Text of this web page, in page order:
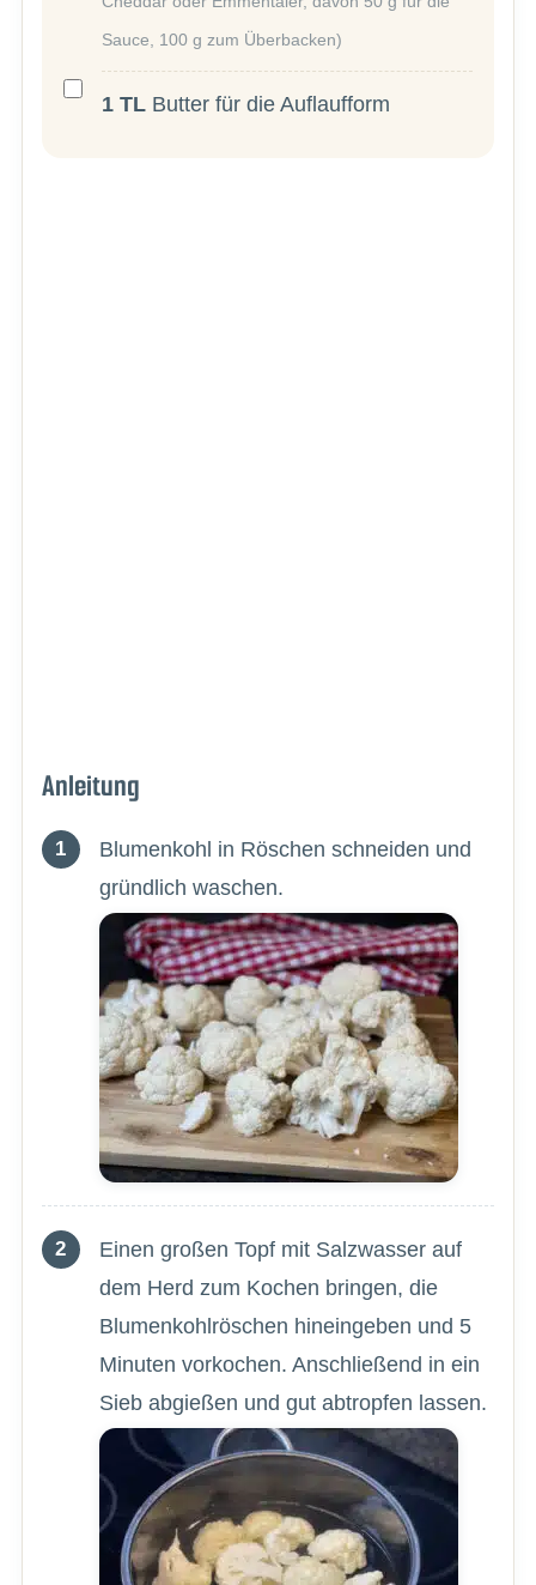
Sauce, 100 g zum Überbacken)
1 TL Butter für die Auflaufform
Anleitung
Blumenkohl in Röschen schneiden und
gründlich waschen.
Einen großen Topf mit Salzwasser auf
dem Herd zum Kochen bringen, die
Blumenkohlröschen hineingeben und 5
Minuten vorkochen. Anschließend in ein
Sieb abgießen und gut abtropfen lassen.